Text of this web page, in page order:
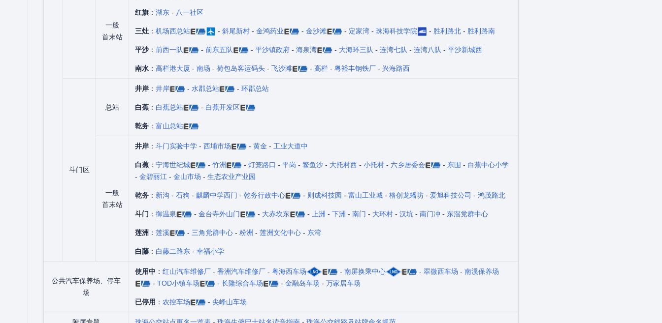
一般
首末站
红旗 ： 湖东 - 八一社区
三灶 ： 机场西总站 - 斜尾新村 - 金鸿药业 - 金沙滩 - 定家湾 - 珠海科技学院 - 胜利路北 - 胜利路南
平沙： 前西一队 - 前东五队 - 平沙镇政府 - 海泉湾 - 大海环三队 - 连湾七队 - 连湾八队 - 平沙新城西
南水 ： 高栏港大厦 - 南场 - 荷包岛客运码头 - 飞沙滩 - 高栏 - 粤裕丰钢铁厂 - 兴海路西
斗门区
总站
井岸 ： 井岸 - 水郡总站 - 环郡总站
白蕉 ： 白蕉总站 - 白蕉开发区
乾务 ： 富山总站
一般
首末站
井岸 ： 斗门实验中学 - 西埔市场 - 黄金 - 工业大道中
白蕉 ： 宁海世纪城 - 竹洲 - 灯笼路口 - 平岗 - 鳘鱼沙 - 大托村西 - 小托村 - 六乡居委会 - 东围 - 白蕉中心小学
- 金碧丽江 - 金山市场 - 生态农业产业园
乾务 ： 新沟 - 石狗 - 麒麟中学西门 - 乾务行政中心 - 则成科技园 - 富山工业城 - 格创龙蟠坊 - 爱旭科技公司 - 鸿茂路北
斗门 ： 御温泉 - 金台寺外山门 - 大赤坎东 - 上洲 - 下洲 - 南门 - 大环村 - 汉坑 - 南门冲 - 东滘党群中心
莲洲 ： 莲溪 - 三角党群中心 - 粉洲 - 莲洲文化中心 - 东湾
白藤 ： 白藤二路东 - 幸福小学
公共汽车保养场、停车
场
使用中 ： 红山汽车维修厂 - 香洲汽车维修厂 - 粤海西车场 - 南屏换乘中心 - 翠微西车场 - 南溪保养场
- TOD小镇车场 - 长隆综合车场 - 金融岛车场 - 万家居车场
已停用 ： 农控车场 - 尖峰山车场